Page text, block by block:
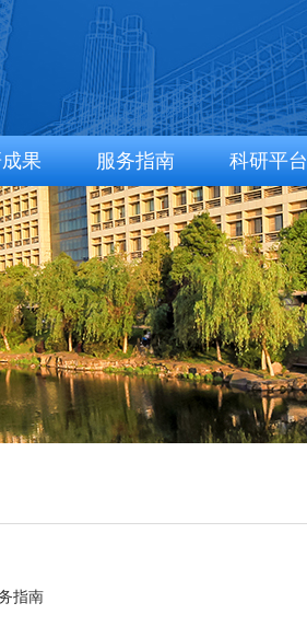
果 服务指南 科研平台
指南